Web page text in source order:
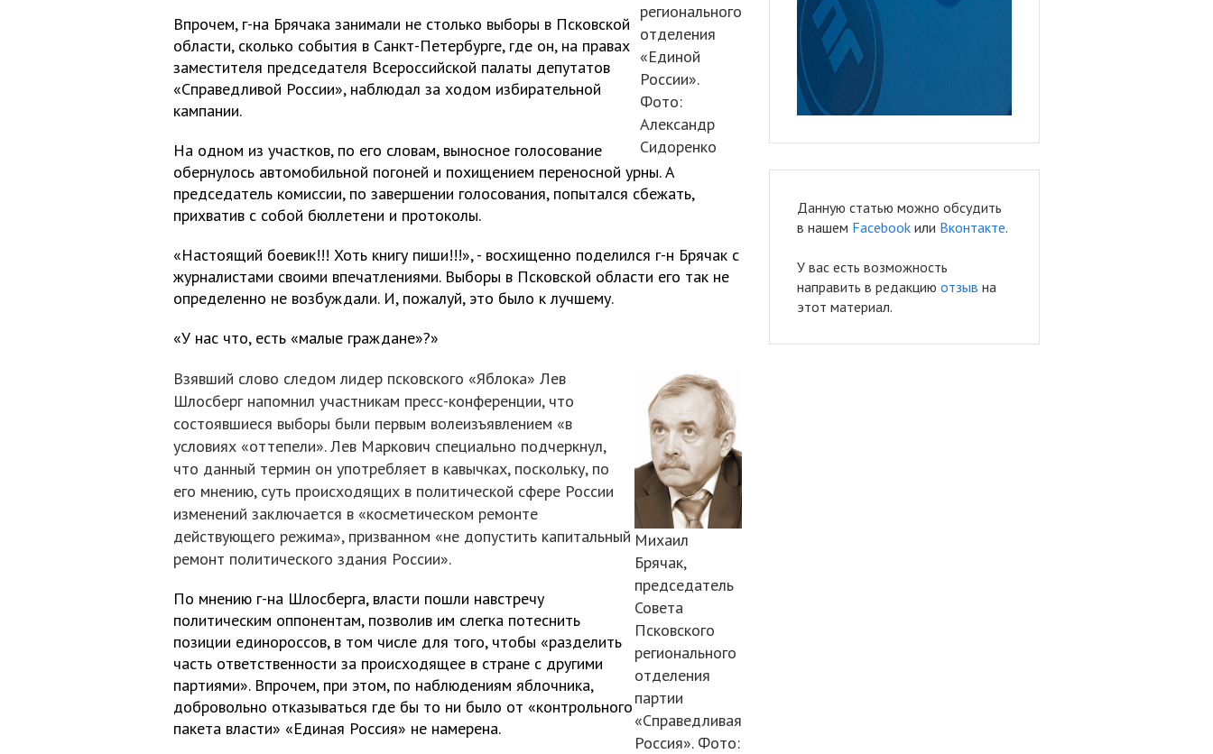
регионального
отделения
«Единой
России».
Фото:
Александр
Сидоренко
Впрочем, г-на Брячака занимали не столько выборы в Псковской
области, сколько события в Санкт-Петербурге, где он, на правах
заместителя председателя Всероссийской палаты депутатов
«Справедливой России», наблюдал за ходом избирательной
кампании.
На одном из участков, по его словам, выносное голосование
обернулось автомобильной погоней и похищением переносной урны. А
председатель комиссии, по завершении голосования, попытался сбежать,
прихватив с собой бюллетени и протоколы.
«Настоящий боевик!!! Хоть книгу пиши!!!», - восхищенно поделился г-н Брячак с
журналистами своими впечатлениями. Выборы в Псковской области его так не
определенно не возбуждали. И, пожалуй, это было к лучшему.
«У нас что, есть «малые граждане»?»
Михаил
Брячак,
председатель
Совета
Псковского
регионального
отделения
партии
«Справедливая
Россия». Фото:
Взявший слово следом лидер псковского «Яблока» Лев
Шлосберг напомнил участникам пресс-конференции, что
состоявшиеся выборы были первым волеизъявлением «в
условиях «оттепели». Лев Маркович специально подчеркнул,
что данный термин он употребляет в кавычках, поскольку, по
его мнению, суть происходящих в политической сфере России
изменений заключается в «косметическом ремонте
действующего режима», призванном «не допустить капитальный
ремонт политического здания России».
По мнению г-на Шлосберга, власти пошли навстречу
политическим оппонентам, позволив им слегка потеснить
позиции единороссов, в том числе для того, чтобы «разделить
часть ответственности за происходящее в стране с другими
партиями». Впрочем, при этом, по наблюдениям яблочника,
добровольно отказываться где бы то ни было от «контрольного
пакета власти» «Единая Россия» не намерена.
Данную статью можно обсудить
в нашем Facebook или Вконтакте.
У вас есть возможность
направить в редакцию отзыв на
этот материал.